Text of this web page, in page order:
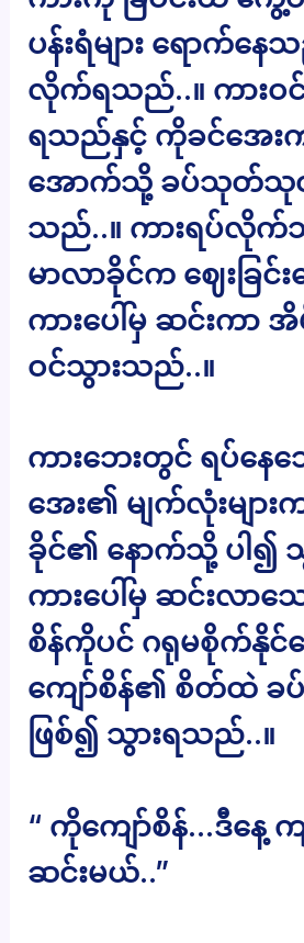
ပန်းရံများ ရောက်န
လိုက်ရသည်..။ ကားဝင်
ရသည်နှင့် ကိုခင်အေး
အောက်သို့ ခပ်သုတ်
သည်..။ ကားရပ်လိုက်
မာလာခိုင်က ဈေးခြင်
ကားပေါ်မှ ဆင်းကာ
ဝင်သွားသည်..။
ကားဘေးတွင် ရပ်နေ
အေး၏ မျက်လုံးများ
ခိုင်၏ နောက်သို့ ပါ၍
ကားပေါ်မှ ဆင်းလာသ
စိန်ကိုပင် ဂရုမစိုက်နိုင်
ကျော်စိန်၏ စိတ်ထဲ ခ
ဖြစ်၍ သွားရသည်..။
“ ကိုကျော်စိန်…ဒီနေ့
ဆင်းမယ်..”